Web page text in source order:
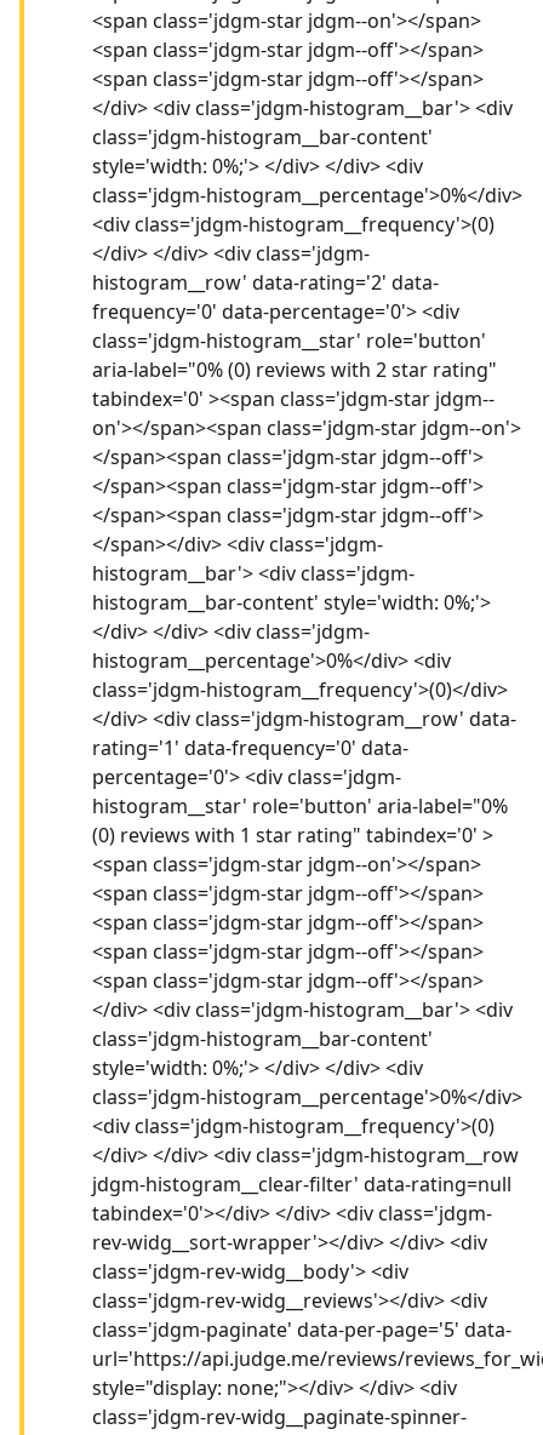
<span class='jdgm-star jdgm--on'></span>
<span class='jdgm-star jdgm--off'></span>
<span class='jdgm-star jdgm--off'></span>
</div> <div class='jdgm-histogram__bar'> <div
class='jdgm-histogram__bar-content'
style='width: 0%;'> </div> </div> <div
class='jdgm-histogram__percentage'>0%</div>
<div class='jdgm-histogram__frequency'>(0)
</div> </div> <div class='jdgm-
histogram__row' data-rating='2' data-
frequency='0' data-percentage='0'> <div
class='jdgm-histogram__star' role='button'
aria-label="0% (0) reviews with 2 star rating"
tabindex='0' ><span class='jdgm-star jdgm--
on'></span><span class='jdgm-star jdgm--on'>
</span><span class='jdgm-star jdgm--off'>
</span><span class='jdgm-star jdgm--off'>
</span><span class='jdgm-star jdgm--off'>
</span></div> <div class='jdgm-
histogram__bar'> <div class='jdgm-
histogram__bar-content' style='width: 0%;'>
</div> </div> <div class='jdgm-
histogram__percentage'>0%</div> <div
class='jdgm-histogram__frequency'>(0)</div>
</div> <div class='jdgm-histogram__row' data-
rating='1' data-frequency='0' data-
percentage='0'> <div class='jdgm-
histogram__star' role='button' aria-label="0%
(0) reviews with 1 star rating" tabindex='0' >
<span class='jdgm-star jdgm--on'></span>
<span class='jdgm-star jdgm--off'></span>
<span class='jdgm-star jdgm--off'></span>
<span class='jdgm-star jdgm--off'></span>
<span class='jdgm-star jdgm--off'></span>
</div> <div class='jdgm-histogram__bar'> <div
class='jdgm-histogram__bar-content'
style='width: 0%;'> </div> </div> <div
class='jdgm-histogram__percentage'>0%</div>
<div class='jdgm-histogram__frequency'>(0)
</div> </div> <div class='jdgm-histogram__row
jdgm-histogram__clear-filter' data-rating=null
tabindex='0'></div> </div> <div class='jdgm-
rev-widg__sort-wrapper'></div> </div> <div
class='jdgm-rev-widg__body'> <div
class='jdgm-rev-widg__reviews'></div> <div
class='jdgm-paginate' data-per-page='5' data-
url='https://api.judge.me/reviews/
style="display: none;"></div> </div> <div
class='jdgm-rev-widg__paginate-spinner-